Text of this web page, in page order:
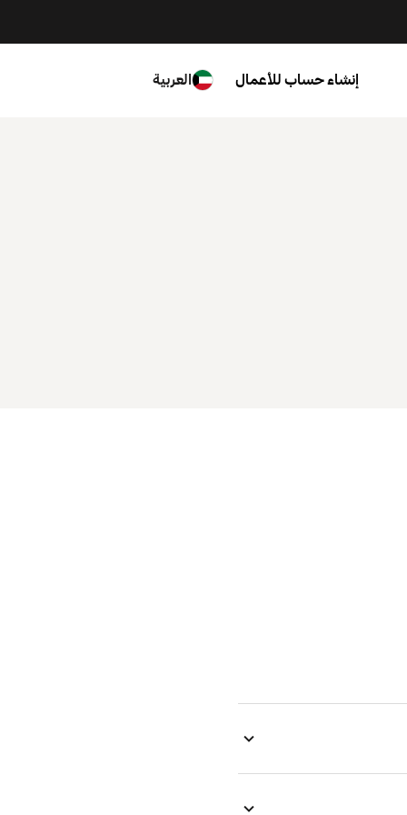
إنشاء حساب للأعمال العربية